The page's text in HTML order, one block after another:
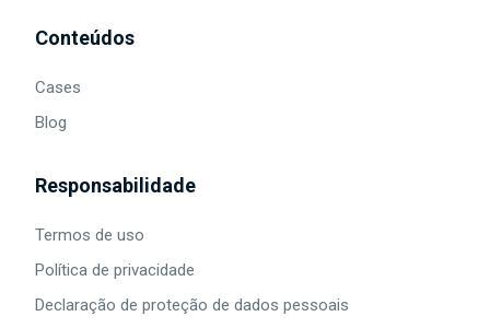
Conteúdos
Cases
Blog
Responsabilidade
Termos de uso
Política de privacidade
Declaração de proteção de dados pessoais